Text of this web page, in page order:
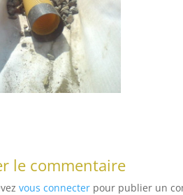
le commentaire
vous connecter pour publier un